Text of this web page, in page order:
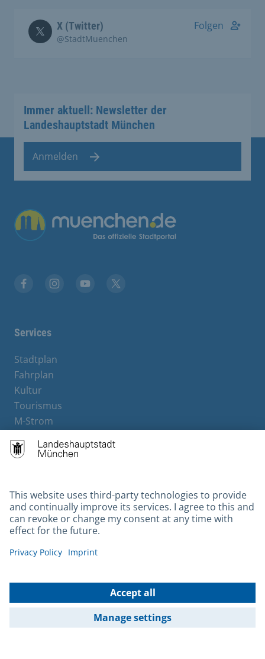
X (Twitter)
@StadtMuenchen
Folgen
Immer aktuell: Newsletter der
Landeshauptstadt München
Anmelden
Übergreifende Links
Services
Stadtplan
Fahrplan
Kultur
Tourismus
M-Strom
Hotels
Contact
Barrierefreiheit
Leichte Sprache
Gebärdensprache
Kontakt